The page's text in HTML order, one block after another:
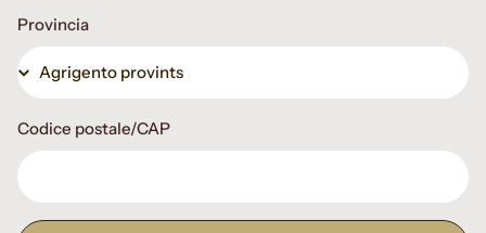
Provincia
Codice postale/CAP